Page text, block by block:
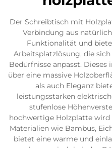
Der Schreibtisch mit
Verbindung aus
Funktionalität und
Arbeitsplatzlösung, die
Bedürfnisse anpasst.
über eine massive
als auch Eleganz
leistungsstarken
stufenlose
hochwertige Holzplatte wird
Materialien wie Bambus,
bietet eine warme und